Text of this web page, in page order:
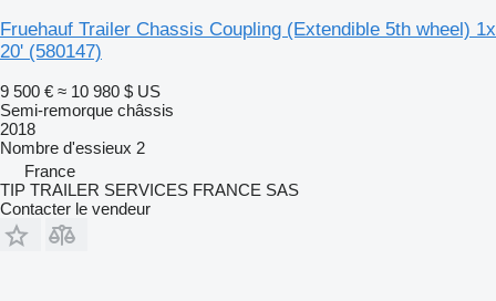
Fruehauf Trailer Chassis Coupling (Extendible 5th wheel) 1x
20' (580147)
9 500 € ≈ 10 980 $ US
Semi-remorque châssis
2018
Nombre d'essieux 2
France
TIP TRAILER SERVICES FRANCE SAS
Contacter le vendeur